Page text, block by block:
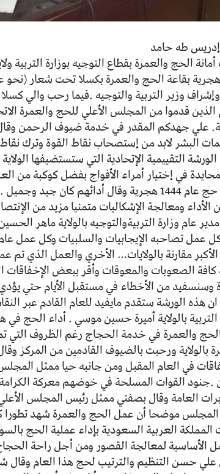
طه حامد
الحج والعمرة بقطاع التوجيه بوزارة التربية
1444 هجرية بقاعة الحج والعمرة بكسلا تحت شعار
وزير التربية والتوجيه .فيما رحب والي
الذين قدموا من المجلس الأعلي للحج والعمرة
علي جهدكم المقدر في خدمة ضيوف الرحمن
البشر لابد من إستصحاب نقاط القوة وترك
الورشة التقييمية الإتحادية التي ستستضيفها
في إختيار أمراء الأفواج بفضل كوكبة من
للجنة حج عام 1444 هجرية وقال أدائهم
ومعالجة الإشكاليات متمنيا مزيد من
عام وزارة التربيةوالتوجيه بالولاية ماهر
عمل تصاحبه الإيجابيات والسلبيات وكل عمل
مقارنة بالولايات… الأخري والعمل الذي
كافة الصعوبات والمعوقات وأقر ببعض
وسنسفيد من الأخطاء في مستقبل الأيام حتي
هذه الورشة ستقدم مايفيد للعام القادم عبر
التربية بالولاية أميرة حسين موسي . أداء الحج
والعمرة في خدمة الحجاج رغم الظروف التي
بالولاية ورحبت بالضيوف القادمين من المركز
في العام المقبل ومن جانبه حيا ممثل
القوات المسلحة في خوضهم معركة الكرامة
العامة وقال بصفتي ممثل رئيس المجلس
موضحا أن عمل الحج والعمرة شهد تطورا
العربية السعودية بإداء عملية الحج
الأساسية لمعالجة القصور ومن أجل راحة
حسن التنظيم والترتيب لحج هذا العام وقال